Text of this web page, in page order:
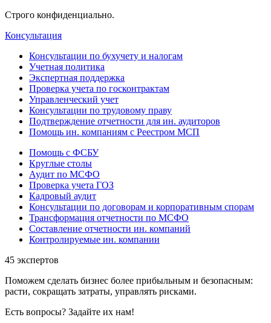
Строго конфиденциально.
Консультация
Консультации по бухучету и налогам
Учетная политика
Экспертная поддержка
Проверка учета по госконтрактам
Управленческий учет
Консультации по трудовому праву
Подтверждение отчетности для ин. аудиторов
Помощь ин. компаниям с Реестром МСП
Помощь с ФСБУ
Круглые столы
Аудит по МСФО
Проверка учета ГОЗ
Кадровый аудит
Консультации по договорам и корпоративным спорам
Трансформация отчетности по МСФО
Составление отчетности ин. компаний
Контролируемые ин. компании
45 экспертов
Поможем сделать бизнес более прибыльным и безопасным:
расти, cокращать затраты, управлять рисками.
Есть вопросы? Задайте их нам!